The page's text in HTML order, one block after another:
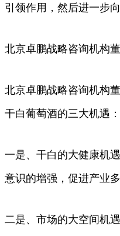
引领作用，然后进一步向
北京卓鹏战略咨询机构
北京卓鹏战略咨询机构
干白葡萄酒的三大机遇：
一是、干白的大健康机
意识的增强，促进产业
二是、市场的大空间机